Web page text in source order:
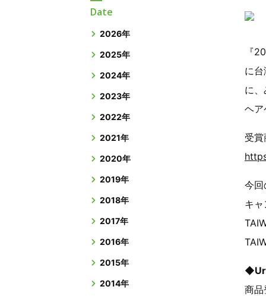
『
に
に
ヘア
受
今
キ
商品
Date
2026年
2025年
2024年
2023年
2022年
2021年
2020年
2019年
2018年
2017年
2016年
2015年
2014年